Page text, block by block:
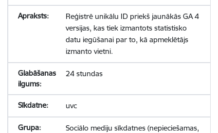
Reģistrē unikālu ID priekš jaunākās GA 4
versijas, kas tiek izmantots statistisko
datu iegūšanai par to, kā apmeklētājs
izmanto vietni.
24 stundas
uvc
Sociālo mediju sīkdatnes (nepieciešamas,